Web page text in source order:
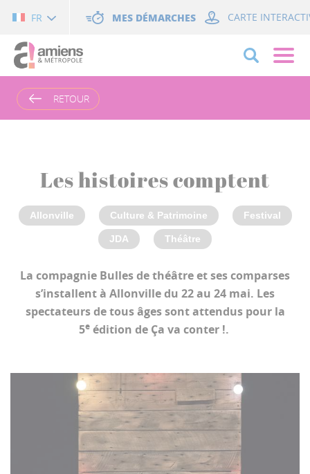
FR MES DÉMARCHES CARTE
RETOUR
Les histoires comptent
Allonville Culture & Patrimoine Festival
JDA Théâtre
La compagnie Bulles de théâtre et ses comparses
s’installent à Allonville du 22 au 24 mai. Les
spectateurs de tous âges sont attendus pour la
5eédition de Ça va conter !.